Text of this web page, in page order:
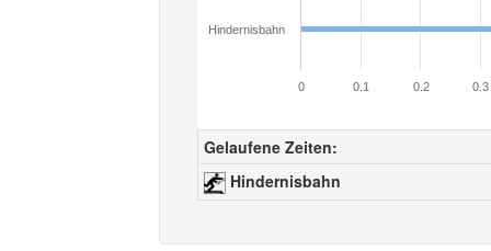
Hindernisbahn
0 0.1 0.2 0.3
Gelaufene Zeiten:
Hindernisbahn